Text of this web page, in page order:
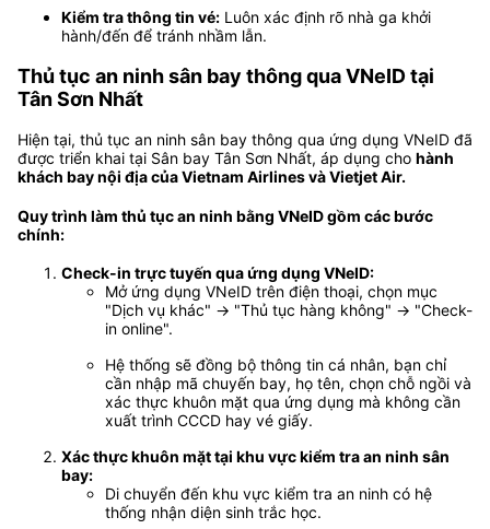
Kiểm tra thông tin vé: Luôn xác định rõ nhà ga khởi
hành/đến để tránh nhầm lẫn.
Thủ tục an ninh sân bay thông qua VNeID tại
Tân Sơn Nhất
Hiện tại, thủ tục an ninh sân bay thông qua ứng dụng VNeID đã
được triển khai tại Sân bay Tân Sơn Nhất, áp dụng cho hành
khách bay nội địa của Vietnam Airlines và Vietjet Air.
Quy trình làm thủ tục an ninh bằng VNeID gồm các bước
chính:
Check-in trực tuyến qua ứng dụng VNeID:
Mở ứng dụng VNeID trên điện thoại, chọn mục
"Dịch vụ khác" → "Thủ tục hàng không" → "Check-
in online".
Hệ thống sẽ đồng bộ thông tin cá nhân, bạn chỉ
cần nhập mã chuyến bay, họ tên, chọn chỗ ngồi và
xác thực khuôn mặt qua ứng dụng mà không cần
xuất trình CCCD hay vé giấy.
Xác thực khuôn mặt tại khu vực kiểm tra an ninh sân
bay:
Di chuyển đến khu vực kiểm tra an ninh có hệ
thống nhận diện sinh trắc học.